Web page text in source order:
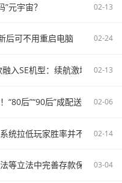
元宇宙？ 02-13
后可不用重启电脑 02-24
入SE机型：续航激增、8G内
02-13
“80后”“90后”成配送主力02-06
统拉低玩家胜率并不存在02-14
等立法中完善存款保险制度
03-04